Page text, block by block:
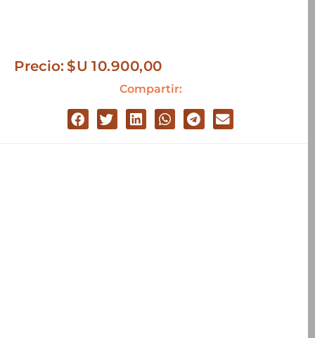
Precio: $U 10.900,00
Compartir: